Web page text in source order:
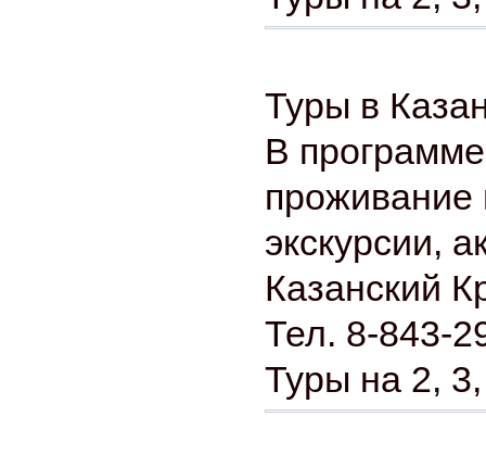
Туры в
В
проживание
экскурсии,
Казанский
Тел. 8-843-
Туры на 2,